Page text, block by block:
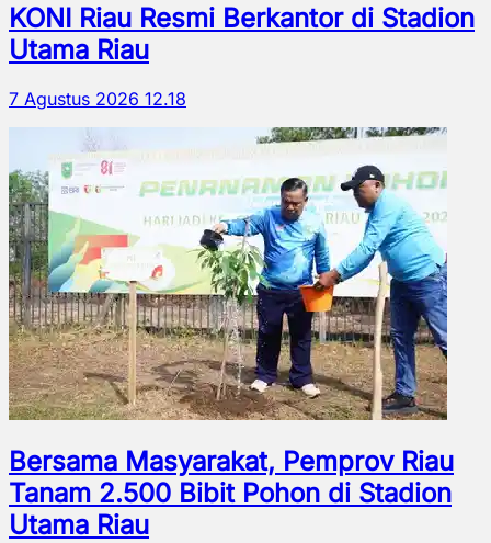
KONI Riau Resmi Berkantor di Stadion
Utama Riau
7 Agustus 2026 12.18
Bersama Masyarakat, Pemprov Riau
Tanam 2.500 Bibit Pohon di Stadion
Utama Riau